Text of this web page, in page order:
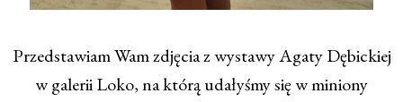
Przedstawiam Wam zdjęcia z wystawy Agaty Dębickiej
w galerii Loko, na którą udałyśmy się w miniony